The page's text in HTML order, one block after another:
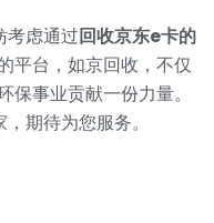
考虑通过回收京东e卡的
平台，如京回收，不仅
事业贡献一份力量。
期待为您服务。